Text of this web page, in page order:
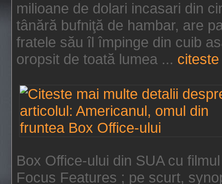
milioane de dolari incasari din
tânără bufniţă de hambar, are
fratele său îl împinge din cuib
oropsit de toată lumea ...
Box Office-ului din SUA cu
Focus Features ; pe scurt,